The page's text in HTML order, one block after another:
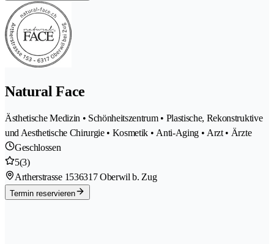
Natural Face
Ästhetische Medizin • Schönheitszentrum • Plastische, Rekonstruktive
und Aesthetische Chirurgie • Kosmetik • Anti-Aging • Arzt • Ärzte
Geschlossen
5(3)
Artherstrasse 1536317 Oberwil b. Zug
Termin reservieren